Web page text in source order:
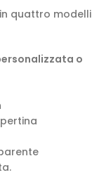
quattro modelli
o